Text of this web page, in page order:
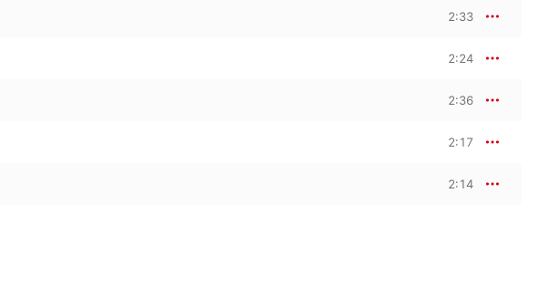
2:33
2:24
2:36
2:17
2:14